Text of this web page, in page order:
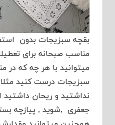
بقچه سبزیجات بدون
مناسب صبحانه برای
میتوانید با هر چه که در
سبزیجات درست کنید
نداشتید و ریحان داشتید
جعفری ,شوید , پیازچه